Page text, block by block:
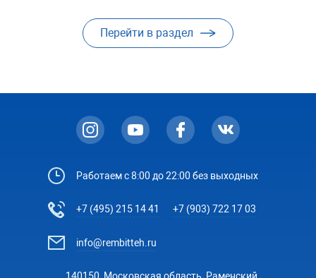
Перейти в раздел
Работаем с 8:00 до 22:00 без выходных
+7 (495) 215 14 41 +7 (903) 722 17 03
info@rembitteh.ru
140150, Московская область, Раменский